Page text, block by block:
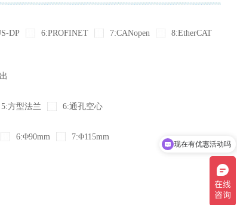
DP 6:PROFINET 7:CANopen
8:EtherCAT
5:方型法兰 6:通孔空心
6:Φ90mm 7:Φ115mm
现在有优惠活动吗